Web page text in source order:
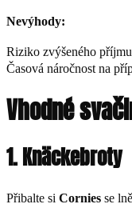
Nevýhody:
Riziko zvýšeného
Časová náročnost na
Vhodné
1. Knäckebroty
Přibalte si Cornies se